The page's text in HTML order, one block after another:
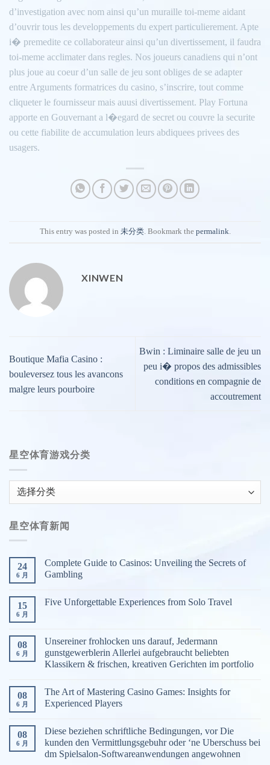
d’investigation avec nom ainsi qu’un muraille toi-meme aidant
d’ouvrir tous les developpements du expert particulierement. Apte
i� premedite ce collaborateur ainsi qu’un divertissement, il faudra
toi-meme acclimater dans regles. Nos joueurs canadiens qui n’ont
plus joue au coeur d’un salle de jeu sont obliges de se adapter
entre Arguments formatrices du casino, s’inscrire, tout comme
cliqueter le fournisseur mais auusi divertissement. Play Fortuna
apporte en Gouvernant a l�egard de secret ou couvre la securite
ou cette fiabilite de accumulation leurs abdiquees privees des
usagers.
This entry was posted in 未分类. Bookmark the permalink.
XINWEN
Boutique Mafia Casino :
bouleversez tous les avancons
malgre leurs pourboire
Bwin : Liminaire salle de jeu un
peu i� propos des admissibles
conditions en compagnie de
accoutrement
星空体育游戏分类
育
游
戏
类
星空体育新闻
24
6 月
Complete Guide to Casinos: Unveiling the Secrets of
Gambling
15
6 月
Five Unforgettable Experiences from Solo Travel
08
6 月
Unsereiner frohlocken uns darauf, Jedermann
gunstgewerblerin Allerlei aufgebraucht beliebten
Klassikern & frischen, kreativen Gerichten im portfolio
08
6 月
The Art of Mastering Casino Games: Insights for
Experienced Players
08
6 月
Diese beziehen schriftliche Bedingungen, vor Die
kunden den Vermittlungsgebuhr oder ‘ne Uberschuss bei
dm Spielsalon-Softwareanwendungen angewohnen